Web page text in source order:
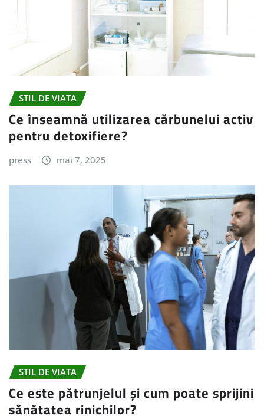
STIL DE VIATA
Ce înseamnă utilizarea cărbunelui activ
pentru detoxifiere?
press mai 7, 2025
STIL DE VIATA
Ce este pătrunjelul și cum poate sprijini
sănătatea rinichilor?